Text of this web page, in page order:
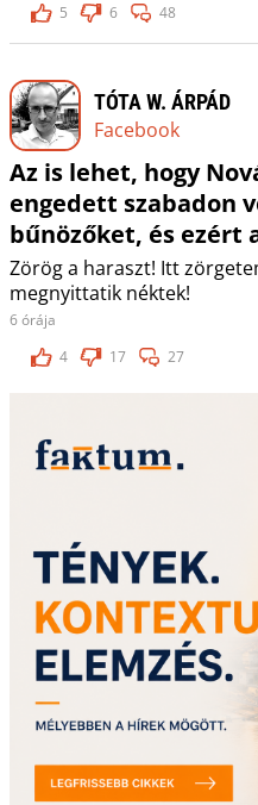
5
6 48
TÓTA W. ÁRPÁD
Facebook
Az is lehet, hogy
engedett szabadon
bűnözőket, és ezért
Zörög a haraszt! Itt
megnyittatik néktek!
6 órája
4
17 27